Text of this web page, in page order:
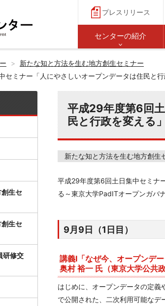
プレスリリース
センターの紹介
新たな知と方法を生む地方創生セミナー
セミナー「人にやさしいオープンデータは住民と行
平成29年度第6回
民と行政を変える
新たな知と方法を生む地方創生
平成29年度第6回土日集中セミナ
る～東京大学PadITオープンガバ
9月9日（1日目）
講義I「なぜ今、オープンデー
奥村 裕一 氏（東京大学公共
はじめに、オープンデータの定
で公開された、二次利用可能な
生セ
生セ
研修交